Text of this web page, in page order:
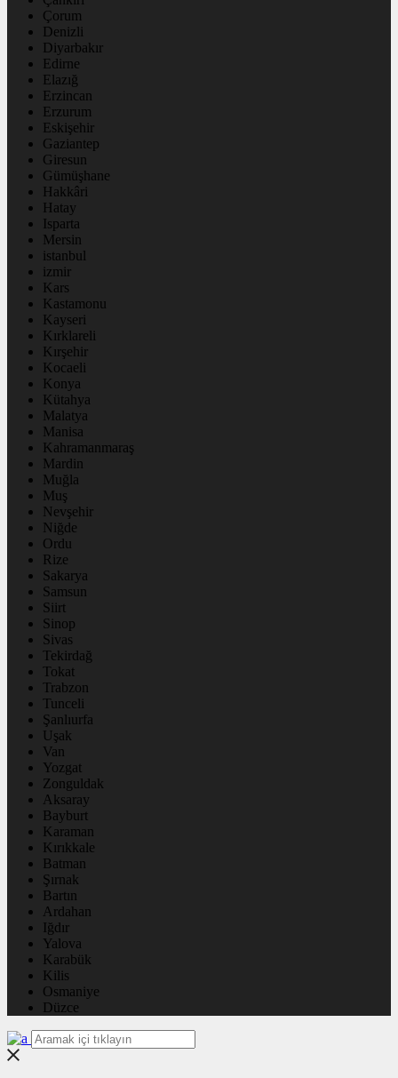
Çorum
Denizli
Diyarbakır
Edirne
Elazığ
Erzincan
Erzurum
Eskişehir
Gaziantep
Giresun
Gümüşhane
Hakkâri
Hatay
Isparta
Mersin
istanbul
izmir
Kars
Kastamonu
Kayseri
Kırklareli
Kırşehir
Kocaeli
Konya
Kütahya
Malatya
Manisa
Kahramanmaraş
Mardin
Muğla
Muş
Nevşehir
Niğde
Ordu
Rize
Sakarya
Samsun
Siirt
Sinop
Sivas
Tekirdağ
Tokat
Trabzon
Tunceli
Şanlıurfa
Uşak
Van
Yozgat
Zonguldak
Aksaray
Bayburt
Karaman
Kırıkkale
Batman
Şırnak
Bartın
Ardahan
Iğdır
Yalova
Karabük
Kilis
Osmaniye
Düzce